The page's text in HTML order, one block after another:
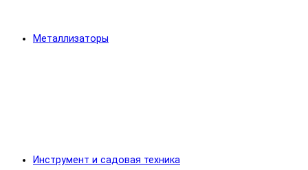
Металлизаторы
Инструмент и садовая техника